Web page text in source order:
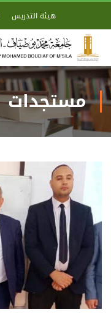
هيئة التدريس
مستجدات